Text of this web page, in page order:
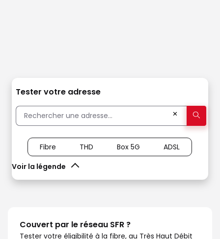
Tester votre adresse
✕
Voir la légende
Fibre THD Box 5G ADSL
Couvert par le réseau SFR ?
Tester votre éligibilité à la fibre, au Très Haut Débit